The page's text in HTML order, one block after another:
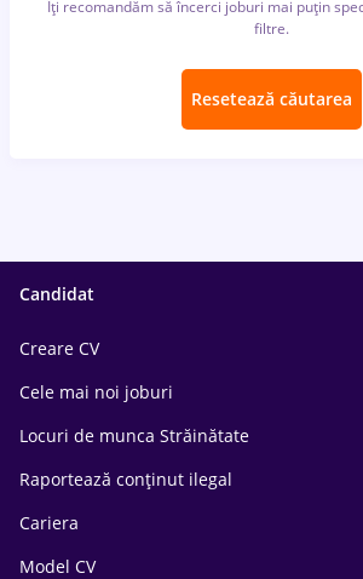
Îți recomandăm să încerci joburi mai puțin
filtre.
Resetează căutarea
Candidat
Creare CV
Cele mai noi joburi
Locuri de munca Străinătate
Raportează conținut ilegal
Cariera
Model CV